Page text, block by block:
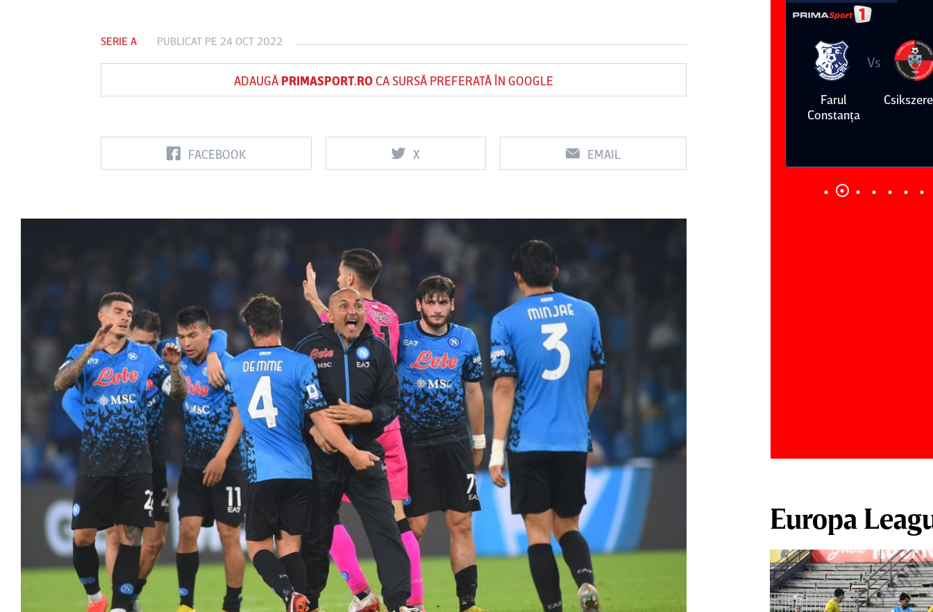
SERIE A PUBLICAT PE 24 OCT 2022
ADAUGĂ PRIMASPORT.ROCA SURSĂ PREFERATĂ ÎN GOOGLE
FACEBOOK X EMAIL
FC Botoşani
Vs
Corvinul
Sepsi OSK Sf
Vs
FCSB UTA Arad
0
Vs
Rapid
0
Farul
Vs
Dinamo
Vs
FC
Europa